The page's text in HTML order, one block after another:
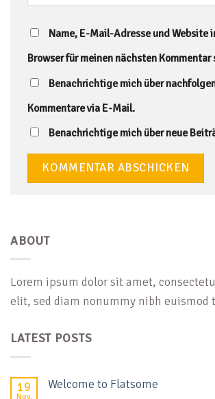
Name, E-Mail-Adresse und Website
Browser für meinen nächsten Kommentar
Benachrichtige mich über
Kommentare via E-Mail.
Benachrichtige mich über neue
ABOUT
Lorem ipsum dolor sit amet,
elit, sed diam nonummy nibh euismod
LATEST POSTS
19
Nov.
Welcome to Flatsome